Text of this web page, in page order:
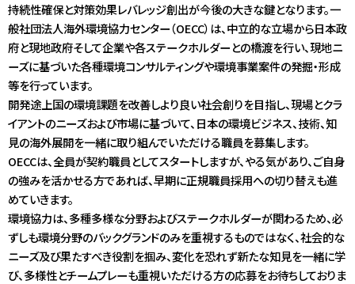
お問い合わせ
アクセス
JA/EN
持続性確保と対策効果レバレッジ創出が今後の大きな鍵となります。一
般社団法人海外環境協力センター（OECC）は、中立的な立場から日本政
府と現地政府そして企業や各ステークホルダーとの橋渡を行い、現地ニ
ーズに基づいた各種環境コンサルティングや環境事業案件の発掘・形成
等を行っています。
開発途上国の環境課題を改善しより良い社会創りを目指し、現場とクラ
イアントのニーズおよび市場に基づいて、日本の環境ビジネス、技術、知
見の海外展開を一緒に取り組んでいただける職員を募集します。
OECCは、全員が契約職員としてスタートしますが、やる気があり、ご自身
の強みを活かせる方であれば、早期に正規職員採用への切り替えも進
めていきます。
環境協力は、多種多様な分野およびステークホルダーが関わるため、必
ずしも環境分野のバックグランドのみを重視するものではなく、社会的な
ニーズ及び果たすべき役割を掴み、変化を恐れず新たな知見を一緒に学
び、多様性とチームプレーも重視いただける方の応募をお待ちしておりま